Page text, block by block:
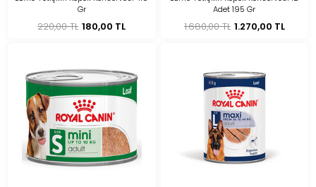
Gr
220,00 TL 180,00 TL
Adet 195 Gr
1.680,00 TL 1.270,00 TL